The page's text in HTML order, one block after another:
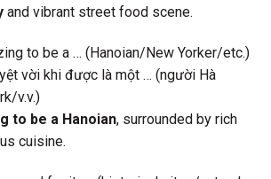
and vibrant street food scene.
to be a … (Hanoian/New Yorker/etc.)
vời khi được là một … (người Hà
v.v.)
to be a Hanoian, surrounded by rich
cuisine.